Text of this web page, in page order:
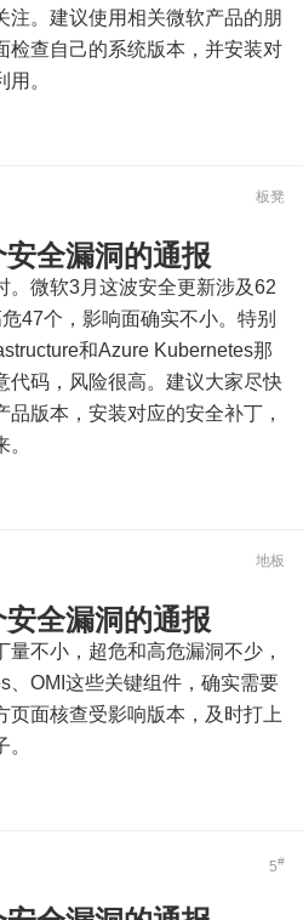
注。建议使用相关微软产品的朋
检查自己的系统版本，并安装对
。
板凳
全漏洞的通报
。微软3月这波安全更新涉及62
47个，影响面确实不小。特别
和Azure Kubernetes那
代码，风险很高。建议大家尽快
版本，安装对应的安全补丁，
地板
全漏洞的通报
不小，超危和高危漏洞不少，
、OMI这些关键组件，确实需要
页面核查受影响版本，及时打上
5#